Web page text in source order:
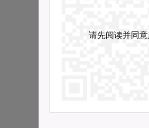
请先阅读并同